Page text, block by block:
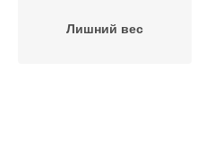
Лишний вес